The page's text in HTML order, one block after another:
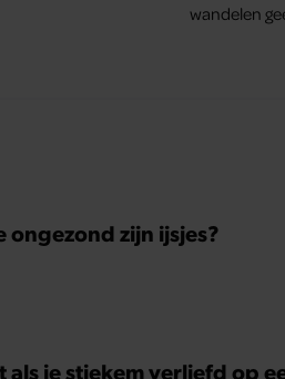
wandelen
ongezond zijn ijsjes?
als je stiekem verliefd op